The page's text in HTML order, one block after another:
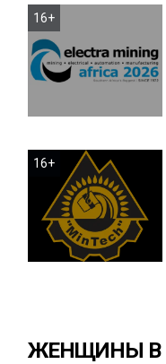
16+
16+
ЖЕНЩИНЫ В